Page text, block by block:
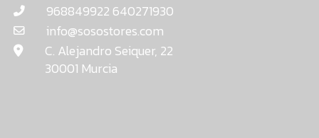
968849922 640271930
info@sosostores.com
C. Alejandro Seiquer, 22
30001 Murcia